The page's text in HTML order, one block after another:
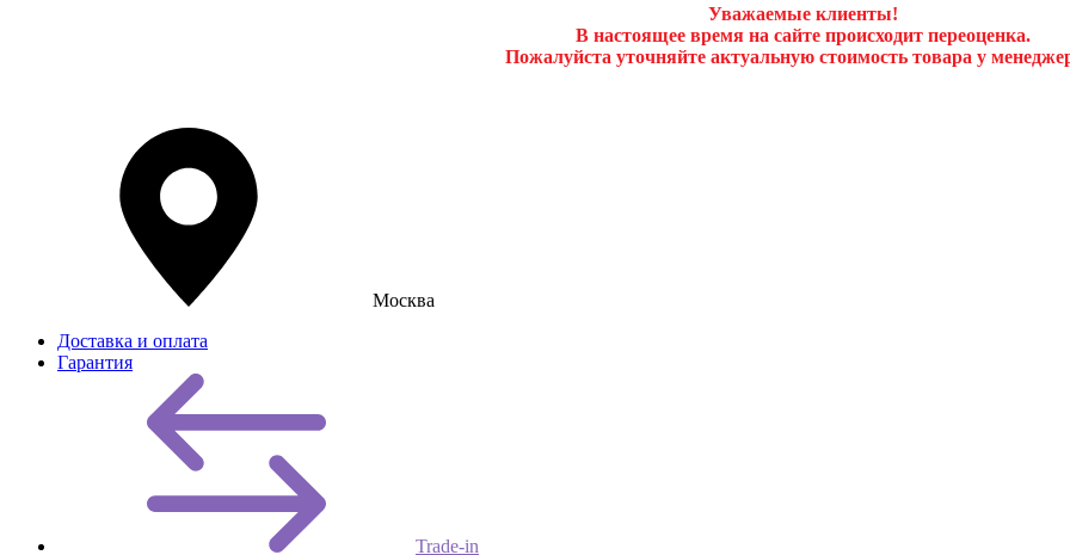
Уважаемые клиенты!
В настоящее время на сайте происходит переоценка.
Пожалуйста уточняйте актуальную стоимость товара у
Москва
Доставка и оплата
Гарантия
Trade-in